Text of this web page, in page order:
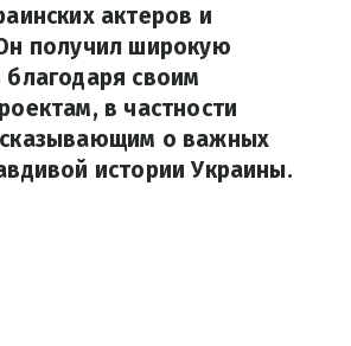
актеров и
получил широкую
благодаря своим
в частности
о важных
истории Украины.